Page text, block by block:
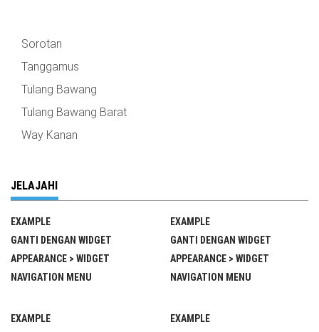
Sorotan
Tanggamus
Tulang Bawang
Tulang Bawang Barat
Way Kanan
JELAJAHI
EXAMPLE
GANTI DENGAN WIDGET
APPEARANCE > WIDGET
NAVIGATION MENU
EXAMPLE
GANTI DENGAN WIDGET
APPEARANCE > WIDGET
NAVIGATION MENU
EXAMPLE
EXAMPLE